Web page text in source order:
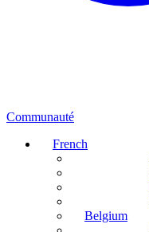
Communauté
French
Belgium